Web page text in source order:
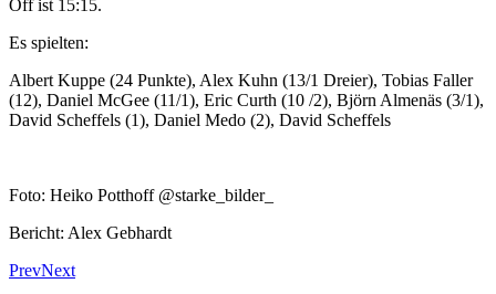
Off ist 15:15.
Es spielten:
Albert Kuppe (24 Punkte), Alex Kuhn (13/1 Dreier), Tobias Faller
(12), Daniel McGee (11/1), Eric Curth (10 /2), Björn Almenäs (3/1),
David Scheffels (1), Daniel Medo (2), David Scheffels
Foto: Heiko Potthoff @starke_bilder_
Bericht: Alex Gebhardt
PrevNext